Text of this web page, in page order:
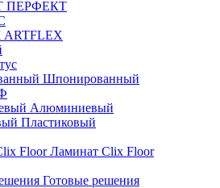
ПЕРФЕКТ
ARTFLEX
Шпонированный
Алюминиевый
Пластиковый
Ламинат Clix Floor
Готовые решения